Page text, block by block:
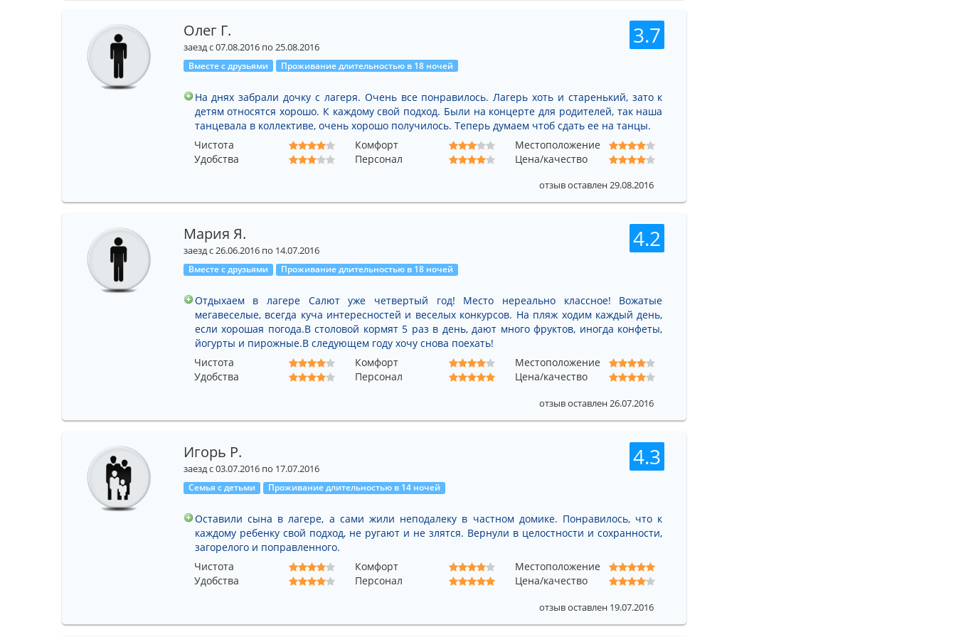
3.7
Олег Г.
заезд с 07.08.2016 по 25.08.2016
Вместе с друзьями Проживание длительностью в 18 ночей
На днях забрали дочку с лагеря. Очень все понравилось. Лагерь хоть и старенький, зато к
детям относятся хорошо. К каждому свой подход. Были на концерте для родителей, так наша
танцевала в коллективе, очень хорошо получилось. Теперь думаем чтоб сдать ее на танцы.
Чистота
Комфорт
Местоположение
Удобства
Персонал Цена/качество
отзыв оставлен 29.08.2016
4.2
Мария Я.
заезд с 26.06.2016 по 14.07.2016
Вместе с друзьями Проживание длительностью в 18 ночей
Отдыхаем в лагере Салют уже четвертый год! Место нереально классное! Вожатые
мегавеселые, всегда куча интересностей и веселых конкурсов. На пляж ходим каждый день,
если хорошая погода.В столовой кормят 5 раз в день, дают много фруктов, иногда конфеты,
йогурты и пирожные.В следующем году хочу снова поехать!
Чистота
Комфорт
Местоположение
Удобства
Персонал Цена/качество
отзыв оставлен 26.07.2016
4.3
Игорь Р.
заезд с 03.07.2016 по 17.07.2016
Семья с детьми Проживание длительностью в 14 ночей
Оставили сына в лагере, а сами жили неподалеку в частном домике. Понравилось, что к
каждому ребенку свой подход, не ругают и не злятся. Вернули в целостности и сохранности,
загорелого и поправленного.
Чистота
Комфорт
Местоположение
Удобства
Персонал Цена/качество
отзыв оставлен 19.07.2016